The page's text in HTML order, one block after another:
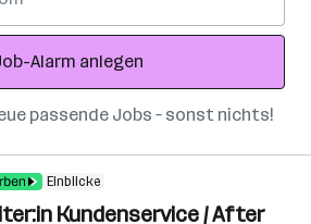
Alarm anlegen
passende Jobs – sonst nichts!
Einblicke
Kundenservice / After